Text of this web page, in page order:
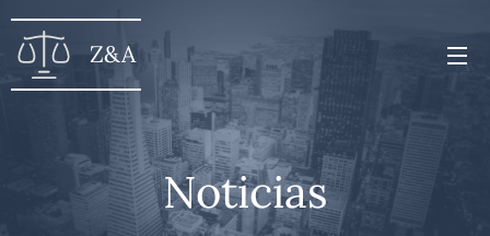
Z&A
Noticias